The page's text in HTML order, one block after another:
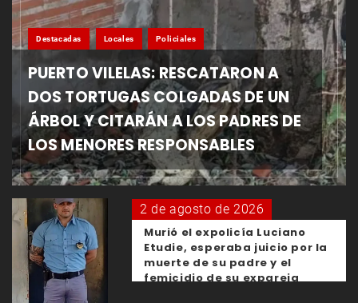
Destacadas Locales Policiales
PUERTO VILELAS: RESCATARON A
DOS TORTUGAS COLGADAS DE UN
ÁRBOL Y CITARÁN A LOS PADRES DE
LOS MENORES RESPONSABLES
2 de agosto de 2026
Murió el expolicía Luciano
Etudie, esperaba juicio por la
muerte de su padre y el
femicidio de su expareja